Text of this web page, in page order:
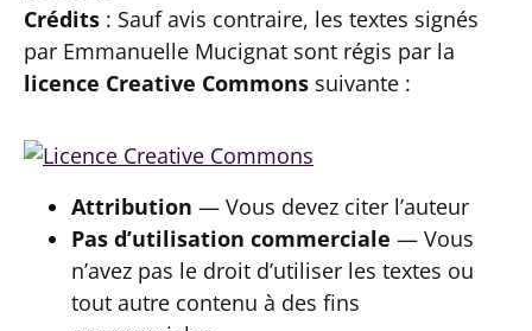
Crédits : Sauf avis contraire, les textes signés
par Emmanuelle Mucignat sont régis par la
licence Creative Commons suivante :
Attribution — Vous devez citer l’auteur
Pas d’utilisation commerciale — Vous
n’avez pas le droit d’utiliser les textes ou
tout autre contenu à des fins